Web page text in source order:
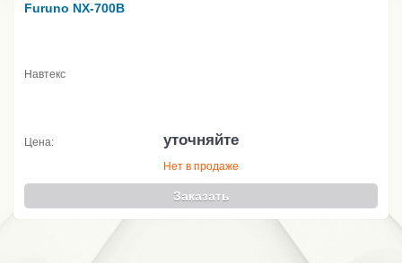
Furuno NX-700B
Навтекс
Цена: уточняйте
Нет в продаже
Заказать